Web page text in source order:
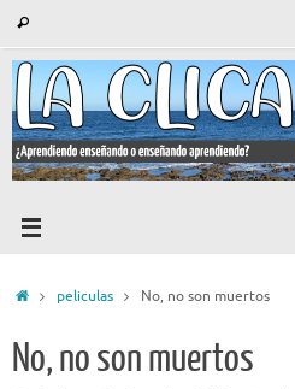
contenido
Buscar
Iniciopeliculas No, no son muertos
No, no son muertos